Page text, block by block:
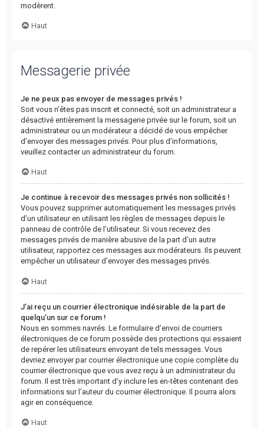
modèrent.
Haut
Messagerie privée
Je ne peux pas envoyer de messages privés !
Soit vous n’êtes pas inscrit et connecté, soit un administrateur a
désactivé entièrement la messagerie privée sur le forum, soit un
administrateur ou un modérateur a décidé de vous empêcher
d’envoyer des messages privés. Pour plus d’informations,
veuillez contacter un administrateur du forum.
Haut
Je continue à recevoir des messages privés non sollicités !
Vous pouvez supprimer automatiquement les messages privés
d’un utilisateur en utilisant les règles de messages depuis le
panneau de contrôle de l’utilisateur. Si vous recevez des
messages privés de manière abusive de la part d’un autre
utilisateur, rapportez ces messages aux modérateurs. Ils peuvent
empêcher un utilisateur d’envoyer des messages privés.
Haut
J’ai reçu un courrier électronique indésirable de la part de
quelqu’un sur ce forum !
Nous en sommes navrés. Le formulaire d’envoi de courriers
électroniques de ce forum possède des protections qui essaient
de repérer les utilisateurs envoyant de tels messages. Vous
devriez envoyer par courrier électronique une copie complète du
courrier électronique que vous avez reçu à un administrateur du
forum. Il est très important d’y inclure les en-têtes contenant des
informations sur l’auteur du courrier électronique. Il pourra alors
agir en conséquence.
Haut